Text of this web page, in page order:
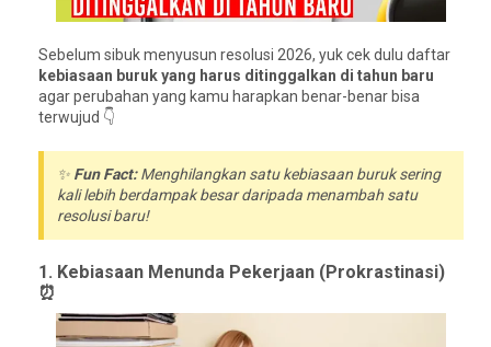
Sebelum sibuk menyusun resolusi 2026, yuk cek dulu daftar
kebiasaan buruk yang harus ditinggalkan di tahun baru
agar perubahan yang kamu harapkan benar-benar bisa
terwujud 👇
✨ Fun Fact:Menghilangkan satu kebiasaan buruk sering
kali lebih berdampak besar daripada menambah satu
resolusi baru!
1. Kebiasaan Menunda Pekerjaan (Prokrastinasi)
⏰